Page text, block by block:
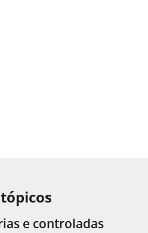
e controladas